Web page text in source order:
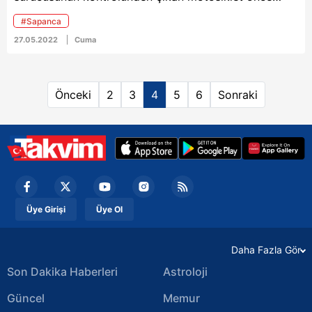
elektrik direğine daha sonrasında ise 21 yaşındaki
gence çarptı. Kazada ağır yaralanan motosiklet
sürücüsü ve genç kaldırıldığı hastanede hayatını
#Sapanca
27.05.2022 Cuma
Önceki 2 3 4 5 6 Sonraki
Üye Girişi Üye Ol
Daha Fazla Gör
Son Dakika Haberleri
Güncel
Astroloji
Memur